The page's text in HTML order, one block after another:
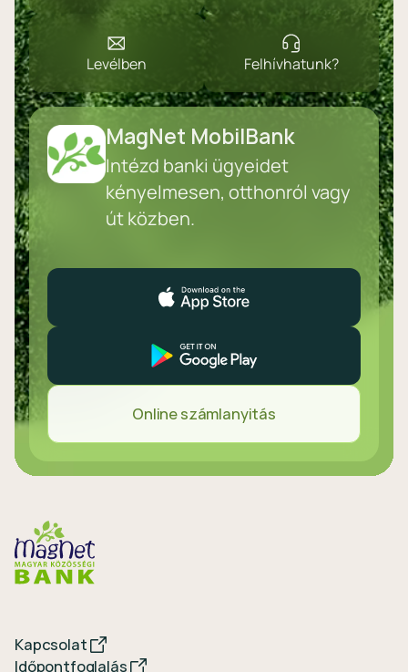
Levélben Felhívhatunk?
MagNet MobilBank
Intézd banki ügyeidet
kényelmesen, otthonról vagy
út közben.
Online számlanyitás
Kapcsolat
Időpontfoglalás